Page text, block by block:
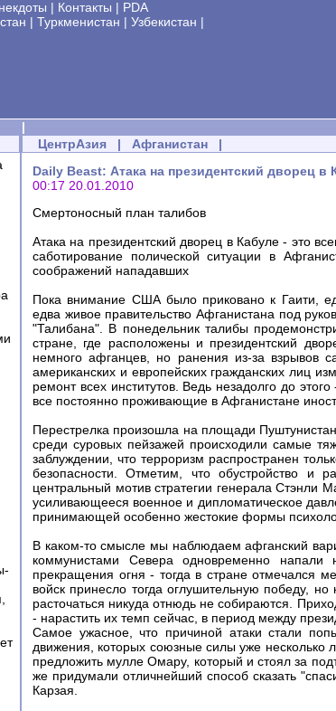
| Контакты | PDA
| Туркменистан | Узбекистан |
|
ЦентрАзия | Афганистан |
Daily Beast: Атака на президентский дворец
00:17 20.01.2010
Смертоносный план талибов
Атака на президентский дворец в Кабуле - это
саботирование полической ситуации в
соображений нападавших
Пока внимание США было приковано к Гаити,
едва живое правительство Афганистана под
"Талибана". В понедельник талибы
стране, где расположены и президентский
немного афганцев, но ранения из-за взрывов
американских и европейских гражданских лиц
ремонт всех институтов. Ведь незадолго до
все постоянно проживающие в Афганистане
Перестрелка произошла на площади
среди суровых пейзажей происходили самые
заблуждении, что терроризм распространен
безопасности. Отметим, что обустройство и
центральный мотив стратегии генерала Стэнли
усиливающееся военное и дипломатическое
принимающей особенно жестокие формы
В каком-то смысле мы наблюдаем афганский
коммунистами Севера одновременно
прекращения огня - тогда в стране отмечался
войск принесло тогда оглушительную победу,
расточаться никуда отнюдь не собираются.
- нарастить их темп сейчас, в период между
Самое ужасное, что причиной атаки стали
движения, которых союзные силы уже несколько
предложить мулле Омару, который и стоял за
же придумали отличнейший способ сказать
Карзая.